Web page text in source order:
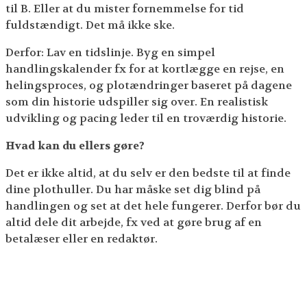
til B. Eller at du mister fornemmelse for tid
fuldstændigt. Det må ikke ske.
Derfor: Lav en tidslinje. Byg en simpel
handlingskalender fx for at kortlægge en rejse, en
helingsproces, og plotændringer baseret på dagene
som din historie udspiller sig over. En realistisk
udvikling og pacing leder til en troværdig historie.
Hvad kan du ellers gøre?
Det er ikke altid, at du selv er den bedste til at finde
dine plothuller. Du har måske set dig blind på
handlingen og set at det hele fungerer. Derfor bør du
altid dele dit arbejde, fx ved at gøre brug af en
betalæser eller en redaktør.